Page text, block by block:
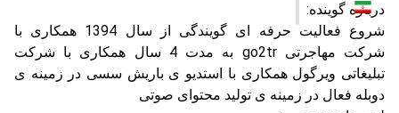
درباره گوینده:
شروع فعالیت حرفه ای گویندگی از سال 1394 همکاری با
شرکت مهاجرتی go2tr به مدت 4 سال همکاری با شرکت
تبلیغاتی ویرگول همکاری با استدیو ی باریش سسی در زمینه ی
دوبله فعال در زمینه ی تولید محتوای صوتی